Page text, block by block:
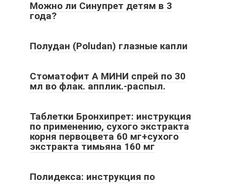
Можно ли Синупрет детям в 3
года?
Полудан (Poludan) глазные капли
Стоматофит А МИНИ спрей по 30
мл во флак. апплик.-распыл.
Таблетки Бронхипрет: инструкция
по применению, сухого экстракта
корня первоцвета 60 мг+суxого
экстракта тимьяна 160 мг
Полидекса: инструкция по